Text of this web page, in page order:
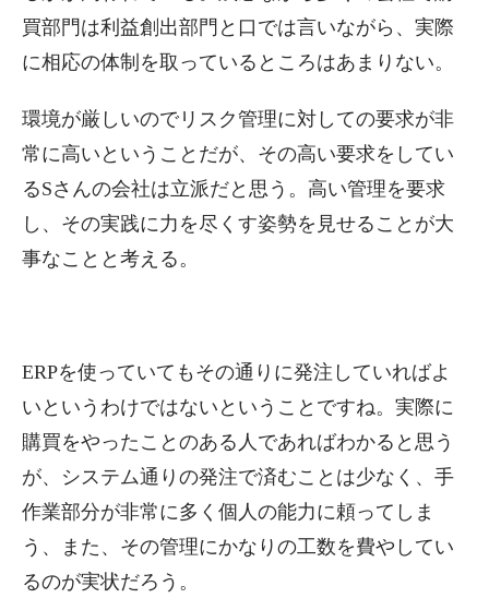
買部門は利益創出部門と口では言いながら、実際
に相応の体制を取っているところはあまりない。
環境が厳しいのでリスク管理に対しての要求が非
常に高いということだが、その高い要求をしてい
るSさんの会社は立派だと思う。高い管理を要求
し、その実践に力を尽くす姿勢を見せることが大
事なことと考える。
ERPを使っていてもその通りに発注していればよ
いというわけではないということですね。実際に
購買をやったことのある人であればわかると思う
が、システム通りの発注で済むことは少なく、手
作業部分が非常に多く個人の能力に頼ってしま
う、また、その管理にかなりの工数を費やしてい
るのが実状だろう。